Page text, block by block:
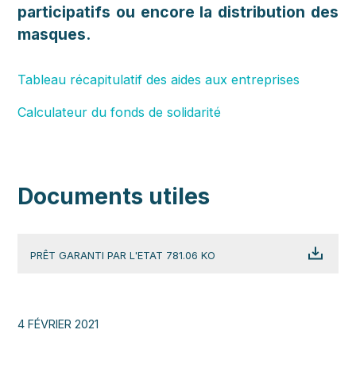
participatifs ou encore la distribution des
masques.
Tableau récapitulatif des aides aux entreprises
Calculateur du fonds de solidarité
Documents utiles
PRÊT GARANTI PAR L'ETAT 781.06 KO
4 FÉVRIER 2021